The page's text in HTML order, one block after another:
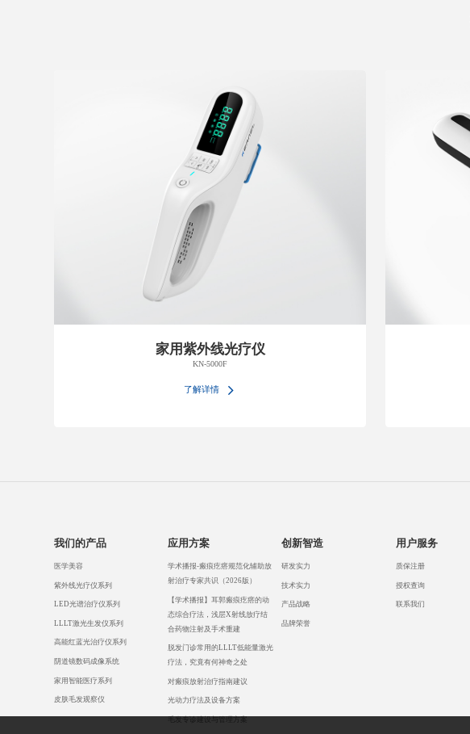
家用紫外线光疗仪
KN-5000F
了解详情
我们的产品
医学美容
紫外线光疗仪系列
LED光谱治疗仪系列
LLLT激光生发仪系列
高能红蓝光治疗仪系列
阴道镜数码成像系统
家用智能医疗系列
皮肤毛发观察仪
应用方案
学术播报-瘢痕疙瘩规范化辅助放
射治疗专家共识（2026版）
【学术播报】耳郭瘢痕疙瘩的动
态综合疗法，浅层X射线放疗结
合药物注射及手术重建
脱发门诊常用的LLLT低能量激光
疗法，究竟有何神奇之处
对瘢痕放射治疗指南建议
光动力疗法及设备方案
毛发专诊建设与管理方案
创新智造
研发实力
技术实力
产品战略
品牌荣誉
用户服务
质保注册
授权查询
联系我们